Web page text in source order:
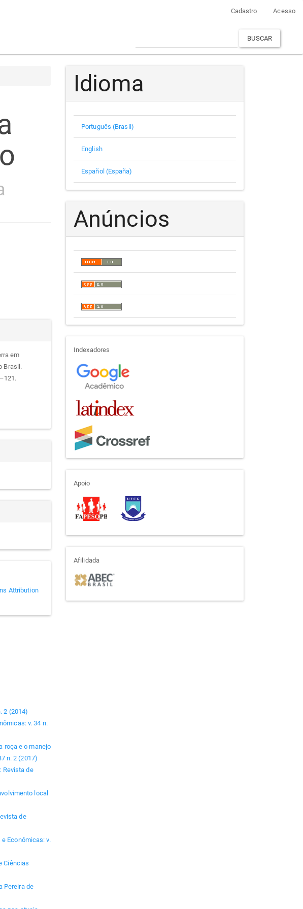
Cadastro Acesso
BUSCAR
em
Brasil.
Attribution
2 (2014)
v. 34 n.
roça e o manejo
n. 2 (2017)
Revista de
local
de
Econômicas: v.
Ciências
Pereira de
Idioma
Português (Brasil)
English
Español (España)
Anúncios
indexadores
Indexadores
apoio
Apoio
afiliada
Afilidada